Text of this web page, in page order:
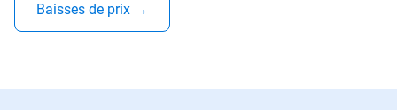
Baisses de prix →